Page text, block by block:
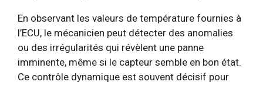
En observant les valeurs de température fournies à
l’ECU, le mécanicien peut détecter des anomalies
ou des irrégularités qui révèlent une panne
imminente, même si le capteur semble en bon état.
Ce contrôle dynamique est souvent décisif pour